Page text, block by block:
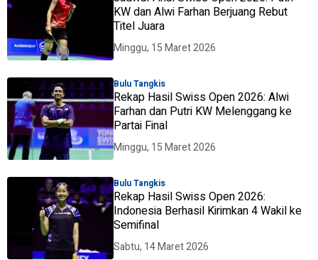
KW dan Alwi Farhan Berjuang Rebut
Titel Juara
Minggu, 15 Maret 2026
Bulu Tangkis
Rekap Hasil Swiss Open 2026: Alwi
Farhan dan Putri KW Melenggang ke
Partai Final
Minggu, 15 Maret 2026
Bulu Tangkis
Rekap Hasil Swiss Open 2026:
Indonesia Berhasil Kirimkan 4 Wakil ke
Semifinal
Sabtu, 14 Maret 2026